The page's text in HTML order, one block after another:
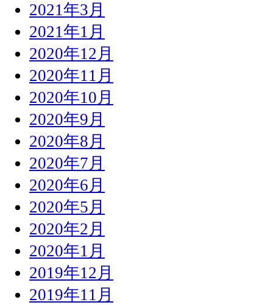
2021年3月
2021年1月
2020年12月
2020年11月
2020年10月
2020年9月
2020年8月
2020年7月
2020年6月
2020年5月
2020年2月
2020年1月
2019年12月
2019年11月